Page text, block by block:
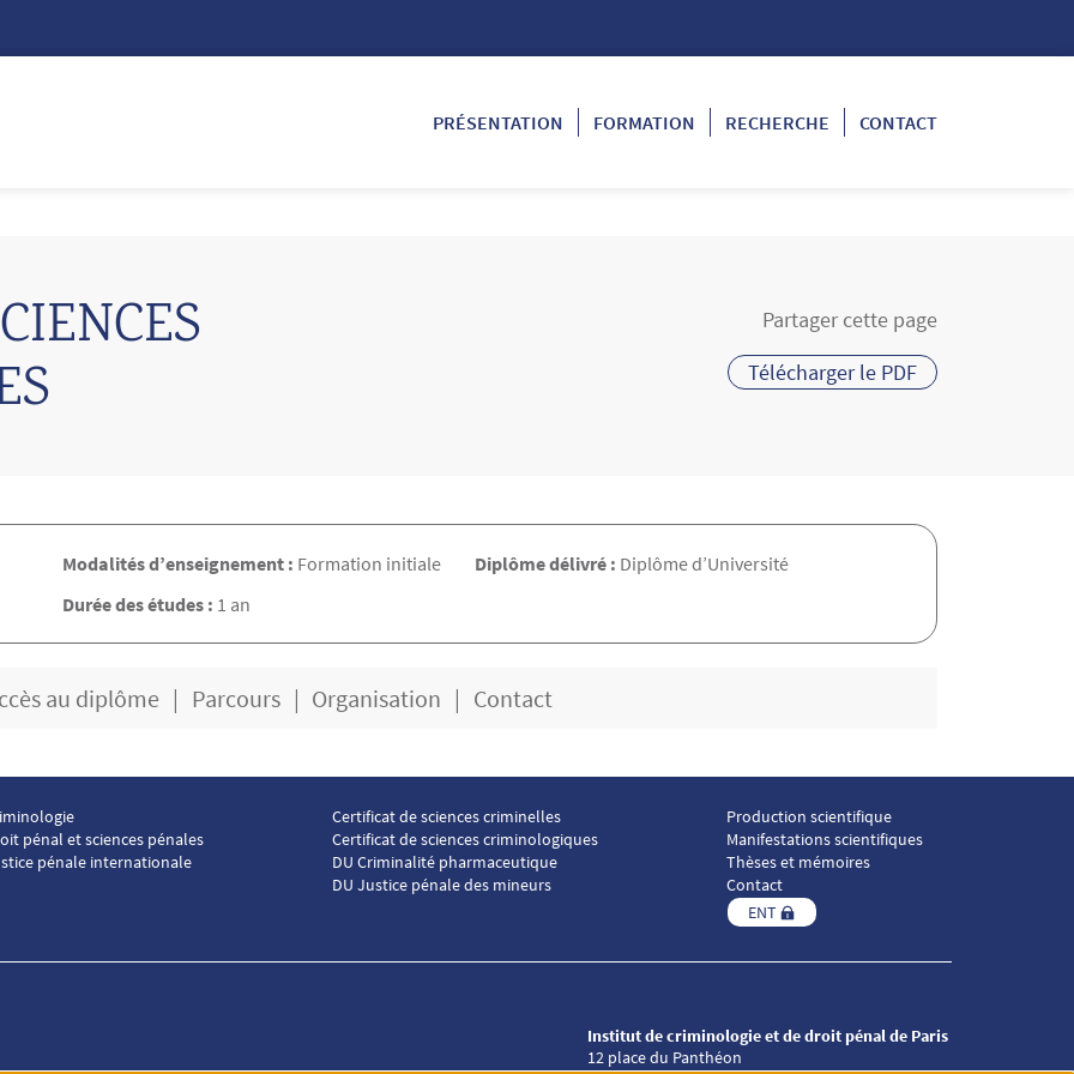
PRÉSENTATION
FORMATION RECHERCHE CONTACT
Partager cette page
Télécharger le PDF
Modalités d’enseignement : Formation initiale
Durée des études : 1 an
Diplôme délivré : Diplôme d’Université
au diplôme Parcours Organisation Contact
ICP 2
pénal et sciences pénales
pénale internationale
Menu footer ICP 3
Certificat de sciences criminelles
Certificat de sciences criminologiques
DU Criminalité pharmaceutique
DU Justice pénale des mineurs
Menu footer ICP 4
Production scientifique
Manifestations scientifiques
Thèses et mémoires
Contact
ENT
Institut de criminologie et de droit pénal de Paris
12 place du Panthéon